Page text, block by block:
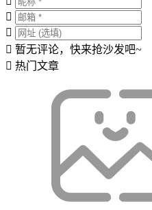
暂无评论，快来抢沙发吧~
热门文章